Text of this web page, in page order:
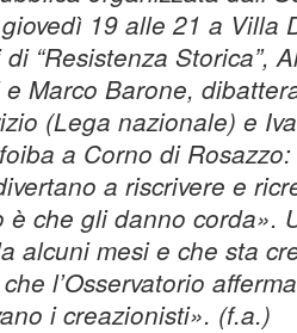
19 alle 21 a Villa
“Resistenza Storica”,
Marco Barone,
(Lega nazionale) e
a Corno di Rosazzo:
a riscrivere e
che gli danno corda».
alcuni mesi e che sta
l’Osservatorio
i creazionisti». (f.a.)